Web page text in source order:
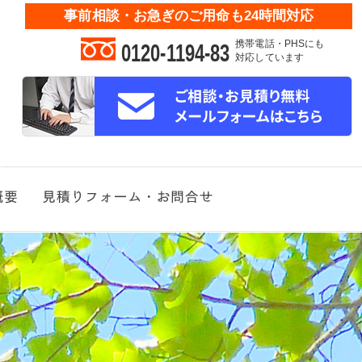
事前相談・お急ぎのご用命も24時間対応
0120-1194-83 携帯電話・PHSにも
対応しています